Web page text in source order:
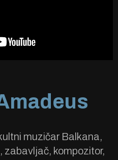
muzičar Balkana,
kompozitor,